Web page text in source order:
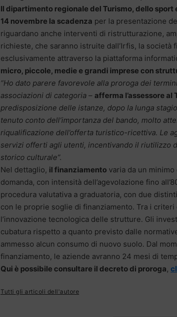
Il dipartimento regionale del Turismo, dello
14 novembre la scadenza per la presentazione
riguardano anche interventi di ristrutturazione,
richieste, che saranno istruite dall’Irfis, la
esclusivamente attraverso la piattaforma
micro, piccole, medie e grandi imprese con
“Ho dato parere favorevole alla proroga dei
associazioni di categoria – afferma l’assessore al
predisposizione delle istanze, dopo la lunga
tenuto conto dell’importanza del bando, molto
riqualificazione dell’offerta turistico-ricettiva. Le
servizi offerti agli utenti, incentivando il riutilizzo
storico culturale”.
Nel dettaglio, il finanziamento varia da un
domanda, con intensità dell’agevolazione fino
procedura valutativa a graduatoria, con due
con le proprie soglie di finanziamento. Tra i
l’innovazione tecnologica delle strutture. Gli
cubatura rispetto a quanto previsto dalle
ammesso alcun consumo di nuovo suolo. Dal
finanziamento, le aziende avranno 24 mesi di
Qui è possibile consultare il decreto di proroga,
Tutti gli articoli dell'autore